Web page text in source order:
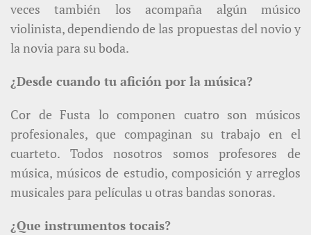
veces también los acompaña algún músico
violinista, dependiendo de las propuestas del novio y
la novia para su boda.
¿Desde cuando tu afición por la música?
Cor de Fusta lo componen cuatro son músicos
profesionales, que compaginan su trabajo en el
cuarteto. Todos nosotros somos profesores de
música, músicos de estudio, composición y arreglos
musicales para películas u otras bandas sonoras.
¿Que instrumentos tocais?